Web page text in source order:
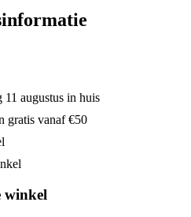
11 augustus in huis
gratis vanaf €50
winkel